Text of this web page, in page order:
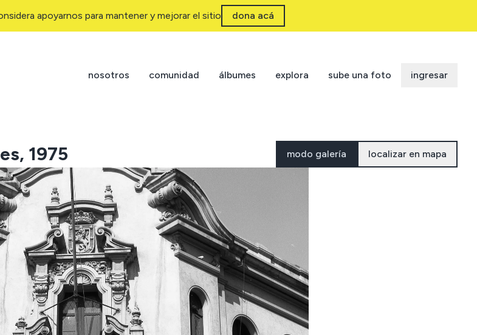
apoyarnos para mantener y mejorar el sitio dona acá
nosotros comunidad álbumes explora sube una foto ingresar
1975 modo galería localizar en mapa